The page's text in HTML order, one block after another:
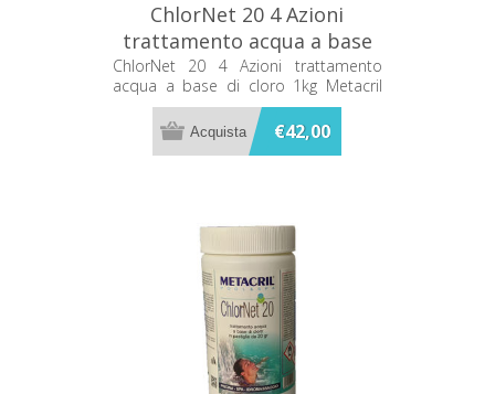
ChlorNet 20 4 Azioni
trattamento acqua a base
di cloro 1kg Metacril
41701001
ChlorNet 20 4 Azioni trattamento
acqua a base di cloro 1kg Metacril
41701001
€42,00